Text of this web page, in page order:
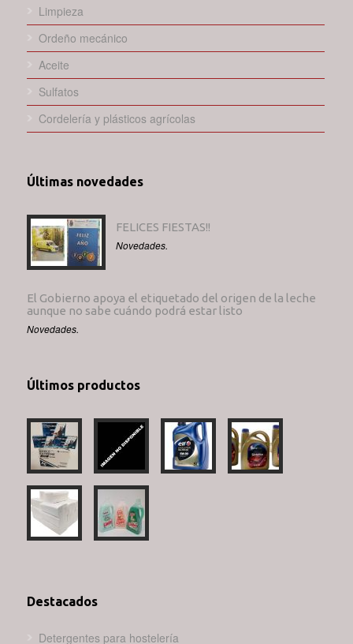
Limpieza
Ordeño mecánico
Aceite
Sulfatos
Cordelería y plásticos agrícolas
Últimas novedades
FELICES FIESTAS!!
Novedades.
El Gobierno apoya el etiquetado del origen de la leche
aunque no sabe cuándo podrá estar listo
Novedades.
Últimos productos
Destacados
Detergentes para hostelería